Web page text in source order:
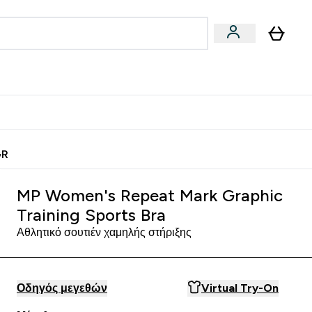
MP Women's Repeat Mark Graphic
Training Sports Bra
Αθλητικό σουτιέν χαμηλής στήριξης
Οδηγός μεγεθών Virtual Try-On